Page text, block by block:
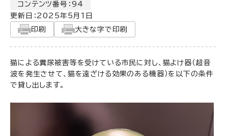
コンテンツ番号：94
更新日： 2025年5月1日
印刷
大きな字で印刷
猫による糞尿被害等を受けている市民に対し、猫よけ器（超音
波を発生させて、猫を遠ざける効果のある機器）を以下の条件
で貸し出します。